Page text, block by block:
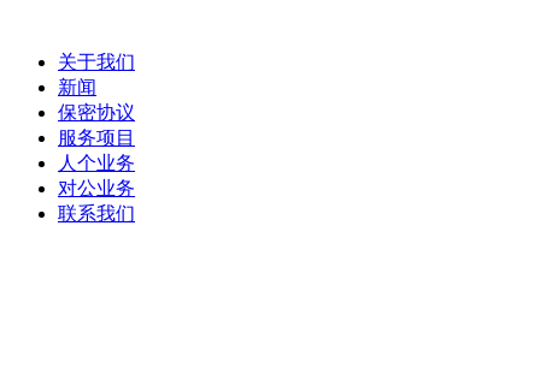
关于我们
新闻
保密协议
服务项目
人个业务
对公业务
联系我们